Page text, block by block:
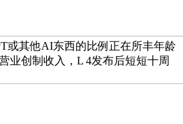
或其他AI东西的比例正在所丰年龄
业创制收入，L 4发布后短短十周